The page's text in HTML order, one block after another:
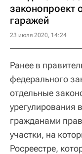
законопроект
гаражей
23 июля 2020, 14:24
Ранее в
федерального
отдельные
урегулирования
гражданами
участки, на
Росреестре,